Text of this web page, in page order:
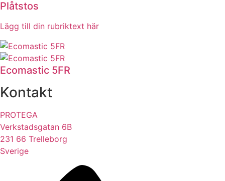
Plåtstos
Lägg till din rubriktext här
Ecomastic 5FR
Kontakt
PROTEGA
Verkstadsgatan 6B
231 66 Trelleborg
Sverige